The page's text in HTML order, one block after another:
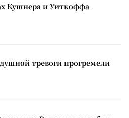
Кушнера и Уиткоффа
тревоги прогремели